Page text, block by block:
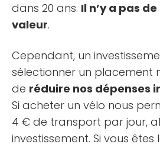
dans 20 ans. Il n’y a pas
valeur.
Cependant, un
sélectionner un placement
de réduire nos dépenses
Si acheter un vélo nous
4 € de transport par jour,
investissement. Si vous